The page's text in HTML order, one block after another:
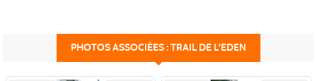
PHOTOS ASSOCIÉES : TRAIL DE L'EDEN